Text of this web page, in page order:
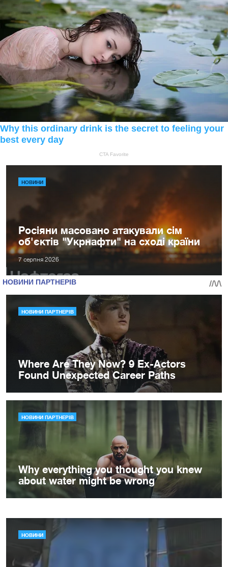
НОВИНИ
Росіяни масовано атакували сім
об'єктів "Укрнафти" на сході країни
7 серпня 2026
НОВИНИ